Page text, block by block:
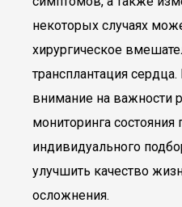
некоторых случаях
хирургическое
трансплантация
внимание на важности
мониторинга состояния
индивидуального
улучшить качество
осложнения.